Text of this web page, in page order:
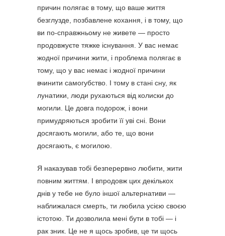
причин полягає в тому, що ваше життя
безглузде, позбавлене кохання, і в тому, що
ви по-справжньому не живете — просто
продовжуєте тяжке існування. У вас немає
жодної причини жити, і проблема полягає в
тому, що у вас немає і жодної причини
вчинити самогубство. І тому в стані сну, як
лунатики, люди рухаються від колиски до
могили. Це довга подорож, і вони
примудряються зробити її уві сні. Вони
досягають могили, або те, що вони
досягають, є могилою.
Я наказував тобі безперервно любити, жити
повним життям. І впродовж цих декількох
днів у тебе не було іншої альтернативи —
наближалася смерть, ти любила усією своєю
істотою. Ти дозволила мені бути в тобі — і
рак зник. Це не я щось зробив, це ти щось